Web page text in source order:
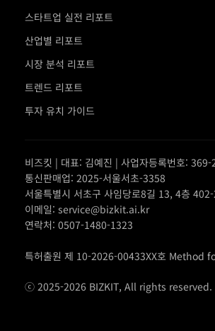
스타트업 실전 리포트
산업별 리포트
시장 분석 리포트
트렌드 리포트
투자 유치 가이드
비즈킷 | 대표: 김예진 | 사업자등록번호:
통신판매업: 2025-서울서초-3358
서울특별시 서초구 사임당로8길 13, 4층
이메일: service@bizkit.ai.kr
연락처: 0507-1480-1323
특허출원 제 10-2026-00433XX호
ⓒ 2025-2026 BIZKIT, All rights reserved.